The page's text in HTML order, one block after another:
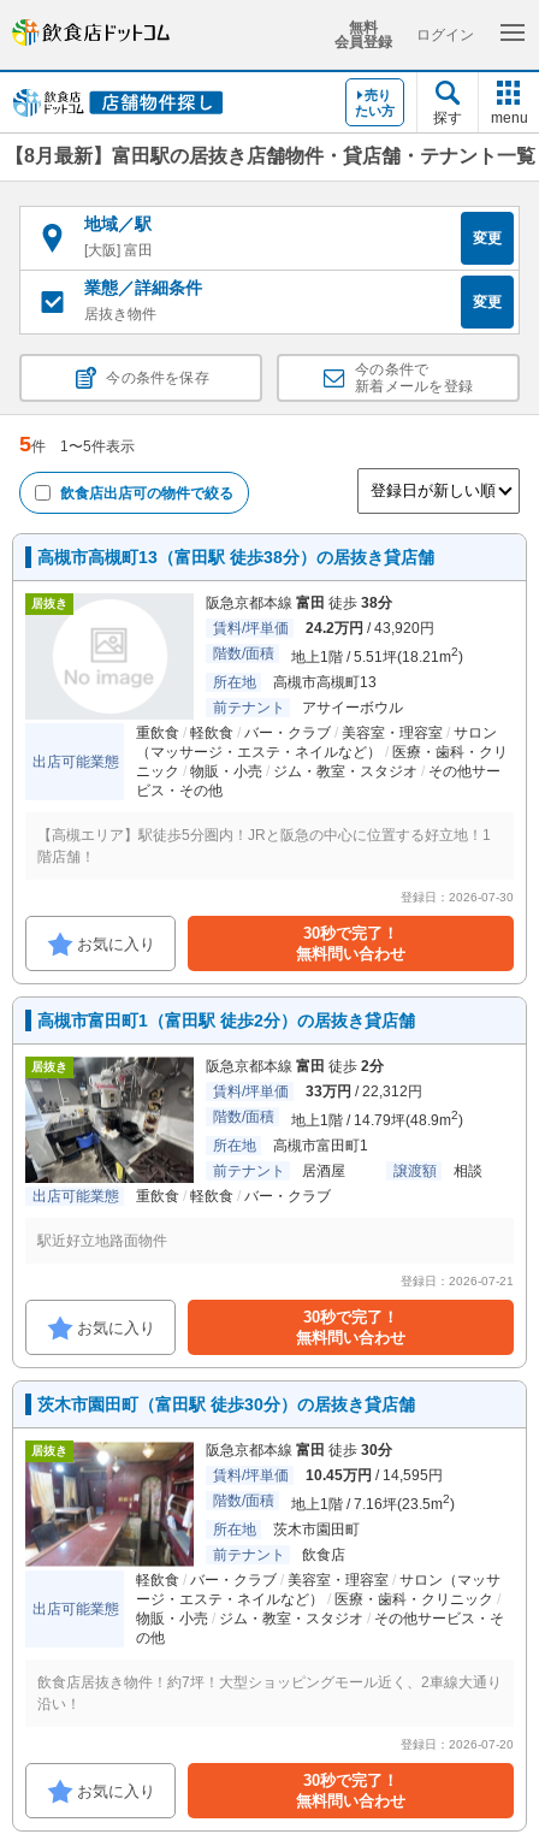
無料
会員登録
ログイン
売り
たい方
探す menu
【8月最新】富田駅の居抜き店舗物件・貸店舗・テナント一覧
地域／駅
[大阪] 富田
変更
業態／詳細条件
居抜き物件
変更
今の条件を保存
今の条件で
新着メールを登録
5件 1〜5件表示
飲食店出店可の物件で絞る
高槻市高槻町13（富田駅 徒歩38分）の居抜き貸店舗
居抜き 阪急京都本線 富田 徒歩 38分
賃料/坪単価
24.2万円 / 43,920円
階数/面積
地上1階 / 5.51坪(18.21m2)
所在地
高槻市高槻町13
前テナント
アサイーボウル
出店可能業態
重飲食 軽飲食 バー・クラブ 美容室・理容室
サロン
（マッサージ・エステ・ネイルなど）
医療・歯科・クリ
ニック
物販・小売 ジム・教室・スタジオ
その他サー
ビス・その他
【高槻エリア】駅徒歩5分圏内！JRと阪急の中心に位置する好立地！1
階店舗！
登録日：2026-07-30
お気に入り
30秒で完了！
無料問い合わせ
高槻市富田町1（富田駅 徒歩2分）の居抜き貸店舗
居抜き 阪急京都本線 富田 徒歩 2分
賃料/坪単価
33万円 / 22,312円
階数/面積
地上1階 / 14.79坪(48.9m2)
所在地
高槻市富田町1
前テナント
居酒屋 譲渡額
相談
出店可能業態
重飲食 軽飲食 バー・クラブ
駅近好立地路面物件
登録日：2026-07-21
お気に入り
30秒で完了！
無料問い合わせ
茨木市園田町（富田駅 徒歩30分）の居抜き貸店舗
居抜き 阪急京都本線 富田 徒歩 30分
賃料/坪単価
10.45万円 / 14,595円
階数/面積
地上1階 / 7.16坪(23.5m2)
所在地
茨木市園田町
前テナント
飲食店
出店可能業態
軽飲食 バー・クラブ 美容室・理容室
サロン（マッサ
ージ・エステ・ネイルなど）
医療・歯科・クリニック
物販・小売
ジム・教室・スタジオ
その他サービス・そ
の他
飲食店居抜き物件！約7坪！大型ショッピングモール近く、2車線大通り
沿い！
登録日：2026-07-20
お気に入り
30秒で完了！
無料問い合わせ